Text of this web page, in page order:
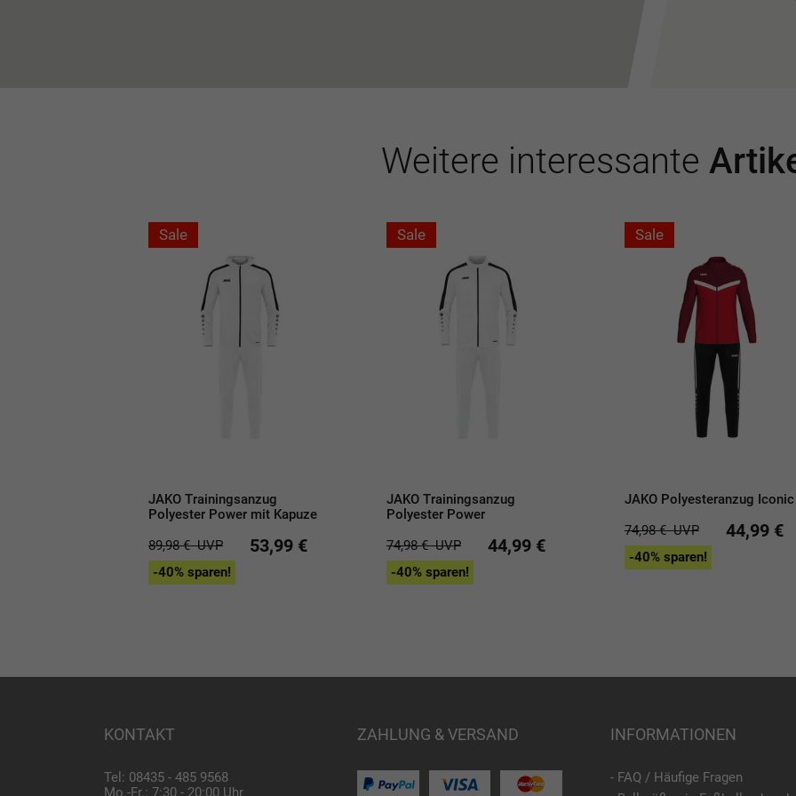
Weitere interessante
Sale
JAKO Trainingsanzug
Polyester Power mit Kapuze
89,98 €UVP 53,99 €
-40% sparen!
Sale
JAKO Trainingsanzug
Polyester Power
74,98 €UVP 44,99 €
-40% sparen!
Sale
JAKO Polyesteranzug Iconic
74,98 €UVP 44,99 €
-40% sparen!
KONTAKT
Tel: 08435 - 485 9568
Mo.-Fr.: 7:30 - 20:00 Uhr
ZAHLUNG & VERSAND INFORMATIONEN
- FAQ / Häufige Fragen